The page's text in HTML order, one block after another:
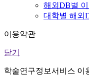
해외DB별
대학별 해외
이용약관
닫기
학술연구정보서비스 이